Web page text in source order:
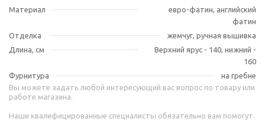
Материал
евро-фатин, английский
фатин
Отделка
жемчуг, ручная вышивка
Длина, см
Верхний ярус - 140, нижний -
160
Фурнитура
на гребне
Вы можете задать любой интересующий вас вопрос по товару или
работе магазина.
Наши квалифицированные специалисты обязательно вам помогут.